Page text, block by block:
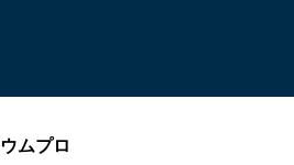
ムプロ